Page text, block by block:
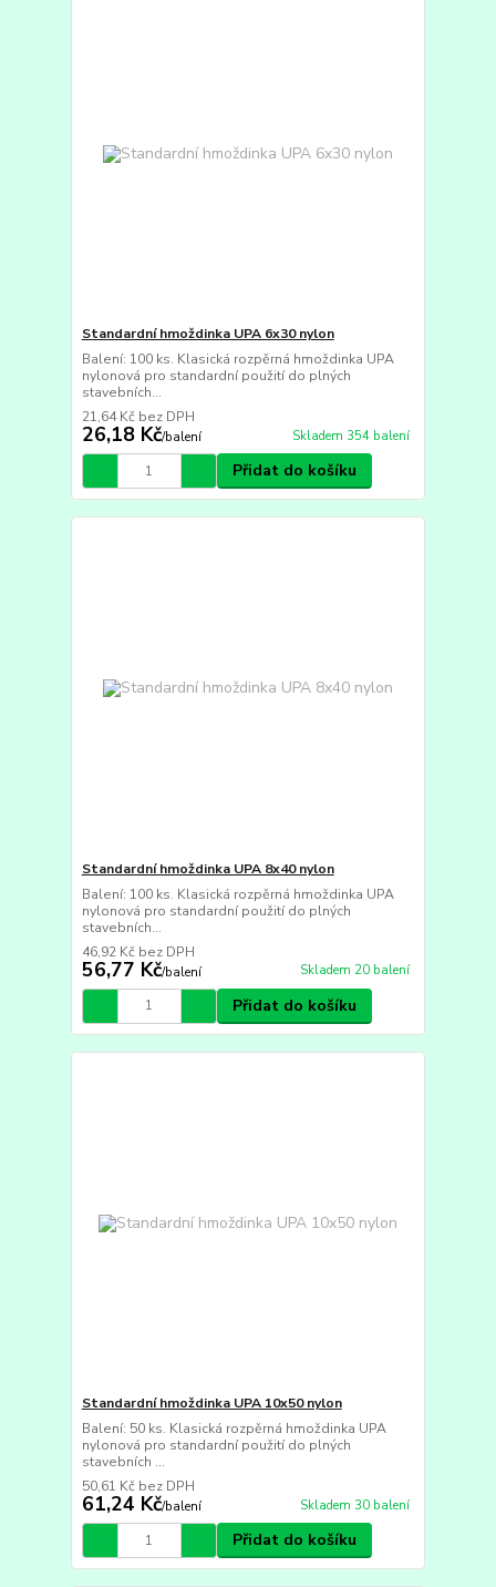
Standardní hmoždinka UPA 6x30 nylon
Balení: 100 ks. Klasická rozpěrná hmoždinka UPA
nylonová pro standardní použití do plných
stavebních...
26,18 Kč/balení
21,64 Kč bez DPH
Skladem 354 balení
Přidat do košíku
Standardní hmoždinka UPA 8x40 nylon
Balení: 100 ks. Klasická rozpěrná hmoždinka UPA
nylonová pro standardní použití do plných
stavebních...
56,77 Kč/balení
46,92 Kč bez DPH
Skladem 20 balení
Přidat do košíku
Standardní hmoždinka UPA 10x50 nylon
Balení: 50 ks. Klasická rozpěrná hmoždinka UPA
nylonová pro standardní použití do plných
stavebních ...
61,24 Kč/balení
50,61 Kč bez DPH
Skladem 30 balení
Přidat do košíku